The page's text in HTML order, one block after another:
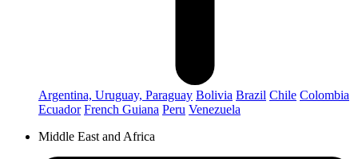
Argentina, Uruguay, Paraguay Bolivia Brazil Chile Colombia
Ecuador French Guiana Peru Venezuela
Middle East and Africa